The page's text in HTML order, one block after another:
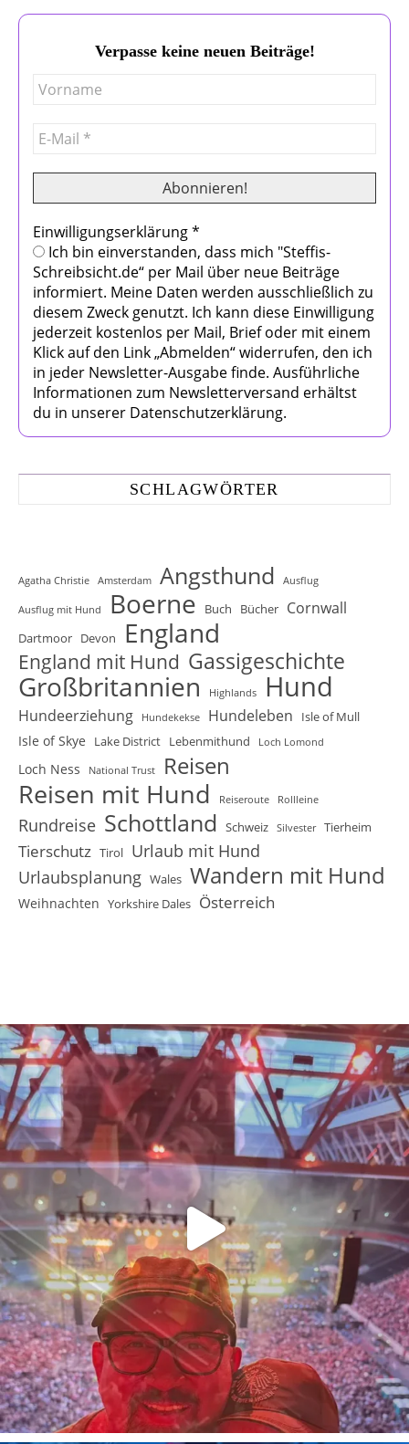
Verpasse keine neuen Beiträge!
Einwilligungserklärung*
Ich bin einverstanden, dass mich "Steffis-
Schreibsicht.de“ per Mail über neue Beiträge
informiert. Meine Daten werden ausschließlich zu
diesem Zweck genutzt. Ich kann diese Einwilligung
jederzeit kostenlos per Mail, Brief oder mit einem
Klick auf den Link „Abmelden“ widerrufen, den ich
in jeder Newsletter-Ausgabe finde. Ausführliche
Informationen zum Newsletterversand erhältst
du in unserer Datenschutzerklärung.
SCHLAGWÖRTER
Agatha Christie Amsterdam Angsthund Ausflug
Ausflug mit Hund Boerne Buch Bücher Cornwall
Dartmoor Devon England
England mit Hund Gassigeschichte
Großbritannien Highlands Hund
Hundeerziehung Hundekekse Hundeleben Isle of Mull
Isle of Skye Lake District Lebenmithund Loch Lomond
Loch Ness National Trust Reisen
Reisen mit Hund Reiseroute Rollleine
Rundreise Schottland Schweiz Silvester Tierheim
Tierschutz Tirol Urlaub mit Hund
Urlaubsplanung Wales Wandern mit Hund
Weihnachten Yorkshire Dales Österreich